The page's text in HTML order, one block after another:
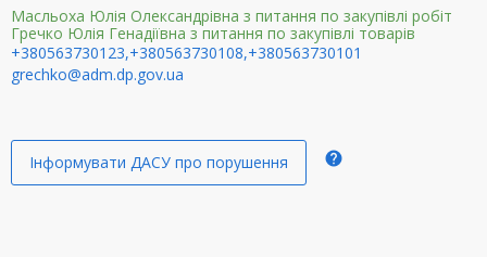
Масльоха Юлія Олександрівна з питання по закупівлі робіт
Гречко Юлія Генадіївна з питання по закупівлі товарів
+380563730123,+380563730108,+380563730101
grechko@adm.dp.gov.ua
Інформувати ДАСУ про порушення help